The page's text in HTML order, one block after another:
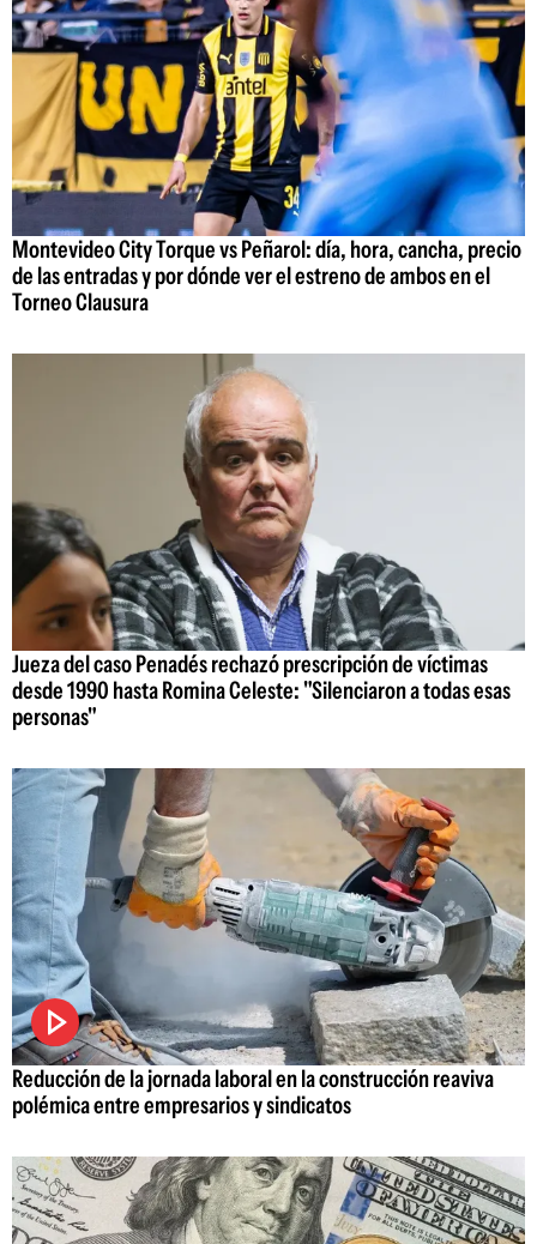
Montevideo City Torque vs Peñarol: día, hora, cancha, precio
de las entradas y por dónde ver el estreno de ambos en el
Torneo Clausura
Jueza del caso Penadés rechazó prescripción de víctimas
desde 1990 hasta Romina Celeste: "Silenciaron a todas esas
personas"
Reducción de la jornada laboral en la construcción reaviva
polémica entre empresarios y sindicatos